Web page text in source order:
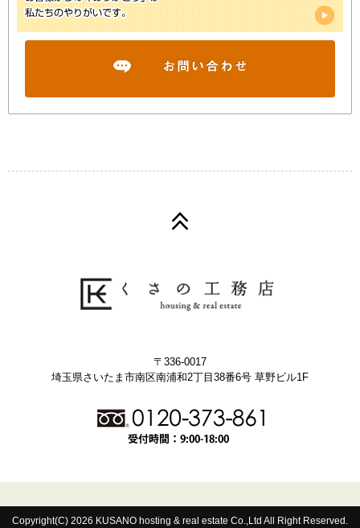
〒336-0017
埼玉県さいたま市南区南浦和2丁目38番6号 草野ビル1F
Copyright(C) 2026 KUSANO hosting & real estate Co.,Ltd All Right Reserved.